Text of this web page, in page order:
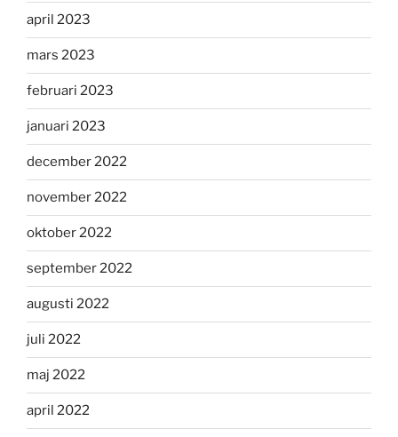
april 2023
mars 2023
februari 2023
januari 2023
december 2022
november 2022
oktober 2022
september 2022
augusti 2022
juli 2022
maj 2022
april 2022